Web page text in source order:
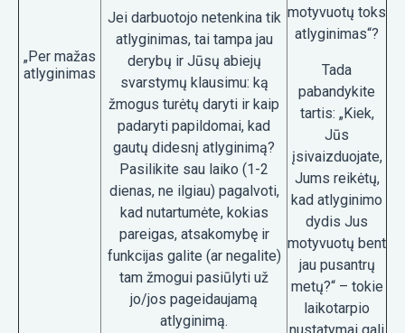
„Per mažas
atlyginimas
Jei darbuotojo netenkina tik
atlyginimas, tai tampa jau
derybų ir Jūsų abiejų
svarstymų klausimu: ką
žmogus turėtų daryti ir kaip
padaryti papildomai, kad
gautų didesnį atlyginimą?
Pasilikite sau laiko (1-2
dienas, ne ilgiau) pagalvoti,
kad nutartumėte, kokias
pareigas, atsakomybę ir
funkcijas galite (ar negalite)
tam žmogui pasiūlyti už
jo/jos pageidaujamą
atlyginimą.
motyvuotų toks
atlyginimas“?
Tada
pabandykite
tartis: „Kiek,
Jūs
įsivaizduojate,
Jums reikėtų,
kad atlyginimo
dydis Jus
motyvuotų bent
jau pusantrų
metų?“ – tokie
laikotarpio